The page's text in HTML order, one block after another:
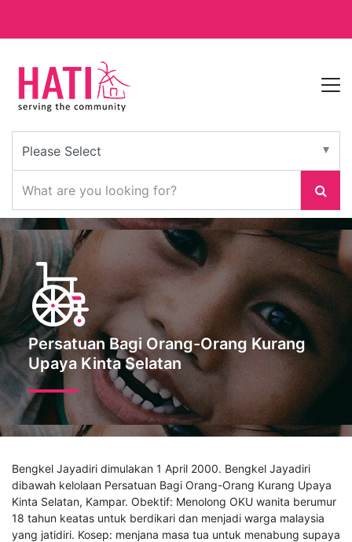
Persatuan Bagi Orang-Orang Kurang
Upaya Kinta Selatan
Bengkel Jayadiri dimulakan 1 April 2000. Bengkel Jayadiri
dibawah kelolaan Persatuan Bagi Orang-Orang Kurang Upaya
Kinta Selatan, Kampar. Obektif: Menolong OKU wanita berumur
18 tahun keatas untuk berdikari dan menjadi warga malaysia
yang jatidiri. Kosep: menjana masa tua untuk menabung supaya